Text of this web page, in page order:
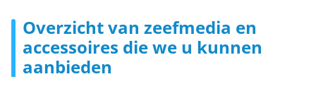
Overzicht van zeefmedia en
accessoires die we u kunnen
aanbieden